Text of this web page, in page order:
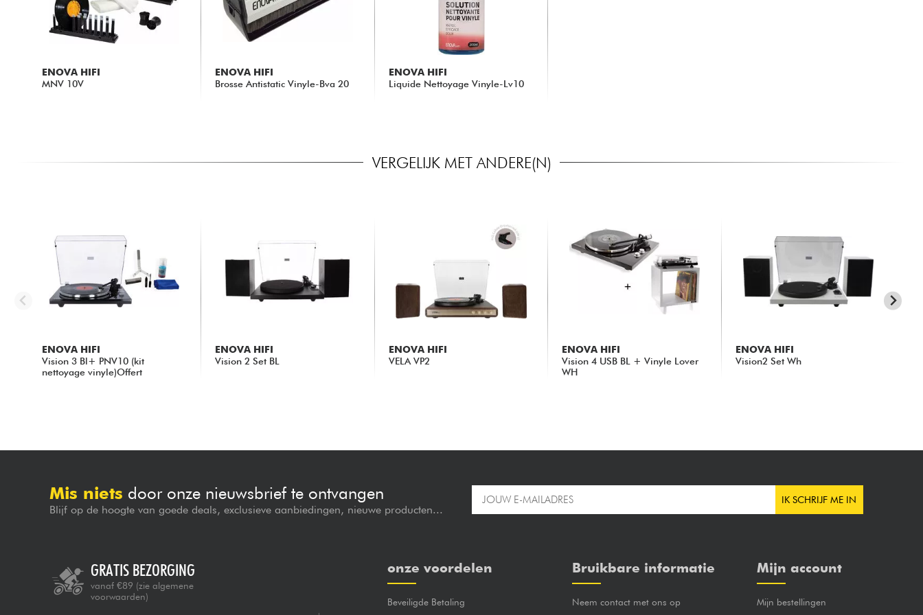
ENOVA HIFI
MNV 10V
ENOVA HIFI
Brosse Antistatic Vinyle-Bva 20
ENOVA HIFI
Liquide Nettoyage Vinyle-Lv10
VERGELIJK MET ANDERE(N)
ENOVA HIFI
Vision 3 Bl+ PNV10 (kit
nettoyage vinyle)Offert
ENOVA HIFI
Vision 2 Set BL
ENOVA HIFI
VELA VP2
ENOVA HIFI
Vision 4 USB BL + Vinyle Lover
WH
ENOVA HIFI
Vision2 Set Wh
Mis niets door onze nieuwsbrief te ontvangen
Blijf op de hoogte van goede deals, exclusieve aanbiedingen, nieuwe producten...
IK SCHRIJF ME IN
GRATIS BEZORGING
vanaf €89 (zie algemene
voorwaarden)
onze voordelen
Beveiligde Betaling
Bruikbare informatie
Neem contact met ons op
Mijn account
Mijn bestellingen